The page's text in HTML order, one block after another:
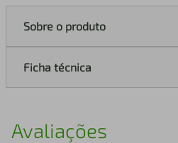
Sobre o produto
Ficha técnica
Avaliações